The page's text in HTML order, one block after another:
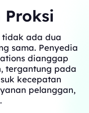
Proksi
ada dua
sama. Penyedia
dianggap
tergantung pada
kecepatan
pelanggan,